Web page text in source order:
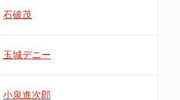
石破茂
玉城デニー
小泉進次郎